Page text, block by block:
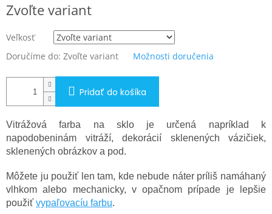
cena:
Zvoľte variant
Veľkosť
Doručíme do: Zvoľte variant Možnosti doručenia
Pridať do košíka
Vitrážová farba na sklo je určená napríklad k
napodobeninám vitráží, dekorácií sklenených vázičiek,
sklenených obrázkov a pod.
Môžete ju použiť len tam, kde nebude náter príliš namáhaný
vlhkom alebo mechanicky, v opačnom prípade je lepšie
použiť vypaľovacíu farbu.